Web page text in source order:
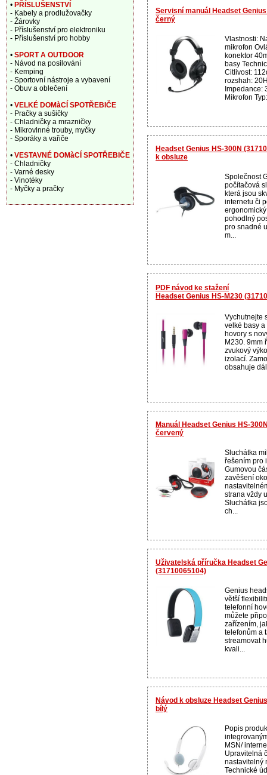
Servisní manuál Headset
černý
Vlastnosti:
mikrofon
konektor
basy
Citlivost:
rozshah:
Impedance:
Mikrofon
Headset Genius HS-300N
k obsluze
Společnost
počítačová
která jsou
internetu či
pohodlný
pro snadné
m...
PDF návod ke stažení
Headset Genius HS-M230
Vychutnejte
velké basy
hovory s
M230. 9mm
zvukový
izolací.
obsahuje
Manuál Headset Genius HS-
červený
Sluchátka
řešením pro
Gumovou
zavěšení
strana vždy
Sluchátka
ch...
Uživatelská příručka Headset
(31710065104)
Genius
větší
telefonní
můžete
zařízením,
telefonům a
streamovat
kvali...
Návod k obsluze Headset
bílý
Popis
MSN/
Upravitelná
nastavitelný
Technické
• PŘÍSLUŠENSTVÍ
- Kabely a prodlužovačky
- Žárovky
- Příslušenství pro elektroniku
- Příslušenství pro hobby
• SPORT A OUTDOOR
- Návod na posilování
- Kemping
- Sportovní nástroje a vybavení
- Obuv a oblečení
• VELKÉ DOMàCÍ SPOTŘEBIČE
- Pračky a sušičky
- Chladničky a mrazničky
- Mikrovlnné trouby, myčky
- Sporáky a vařiče
• VESTAVNÉ DOMàCÍ SPOTŘEBIČE
- Chladničky
- Varné desky
- Vinotéky
- Myčky a pračky